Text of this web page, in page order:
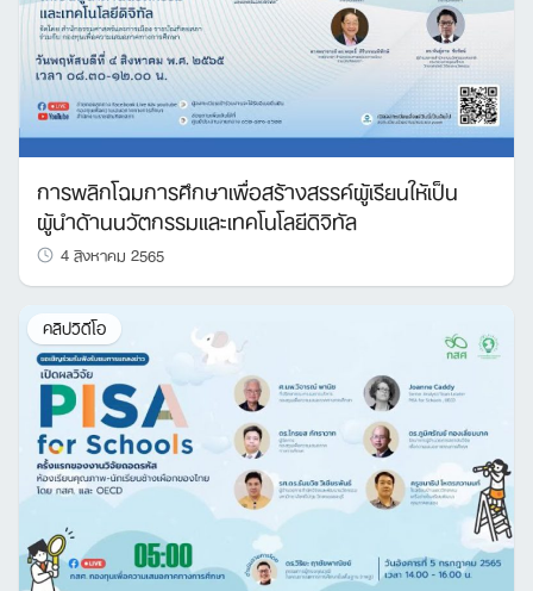
การพลิกโฉมการศึกษาเพื่อสร้างสรรค์ผู้เรียนให้เป็น
ผู้นำด้านนวัตกรรมและเทคโนโลยีดิจิทัล
4 สิงหาคม 2565
คลิปวิดีโอ